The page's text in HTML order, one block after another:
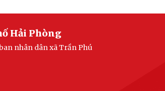
Hải Phòng
nhân dân xã Trần Phú